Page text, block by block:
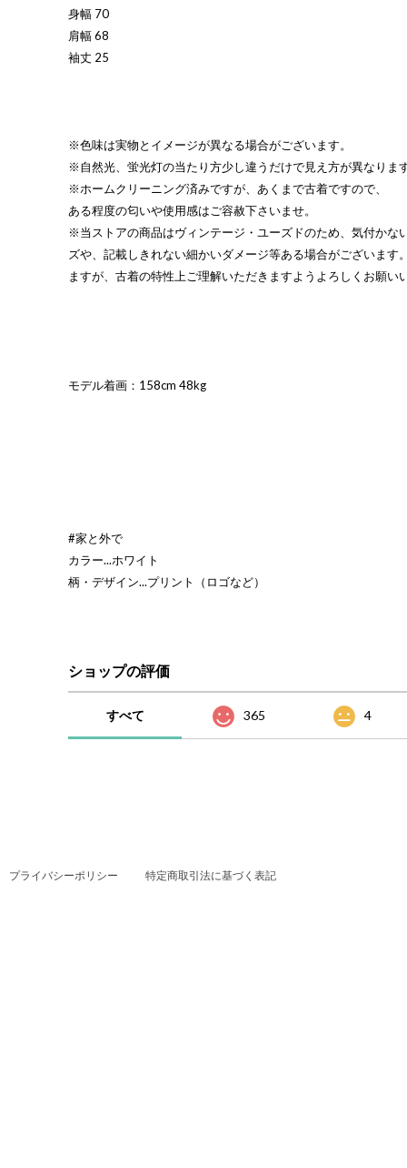
身幅 70
肩幅 68
袖丈 25
※色味は実物とイメージが異なる場合がございます。
※自然光、蛍光灯の当たり方少し違うだけで見え方が異なりま
※ホームクリーニング済みですが、あくまで古着ですので、
ある程度の匂いや使用感はご容赦下さいませ。
※当ストアの商品はヴィンテージ・ユーズドのため、気付かな
ズや、記載しきれない細かいダメージ等ある場合がございます
ますが、古着の特性上ご理解いただきますようよろしくお願い
モデル着画：158cm 48kg
#家と外で
カラー...ホワイト
柄・デザイン...プリント（ロゴなど）
ショップの評価
すべて 365 4
プライバシーポリシー 特定商取引法に基づく表記